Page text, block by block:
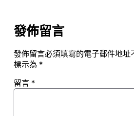
發佈留言
發佈留言必須填寫的電子郵件地址
標示為 *
留言 *